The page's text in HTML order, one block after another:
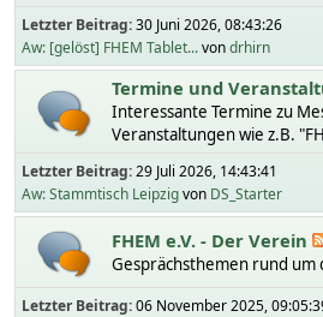
Letzter Beitrag:30 Juni 2026, 08:43:26
Aw: [gelöst] FHEM Tablet...vondrhirn
Termine und
Interessante Termine zu
Veranstaltungen wie z.B.
Letzter Beitrag:29 Juli 2026, 14:43:41
Aw: Stammtisch Leipzigvon DS_Starter
FHEM e.V. - Der Verein
Gesprächsthemen rund um
Letzter Beitrag:06 November 2025,